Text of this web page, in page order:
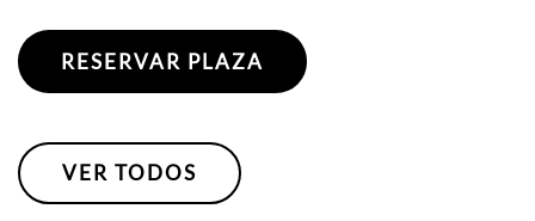
RESERVAR PLAZA
VER TODOS